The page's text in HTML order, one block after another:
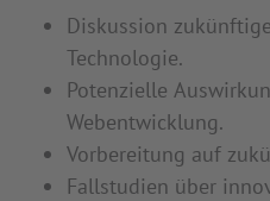
Diskussion
Technologie.
Potenzielle
Webentwicklung.
Vorbereitung auf
Fallstudien über